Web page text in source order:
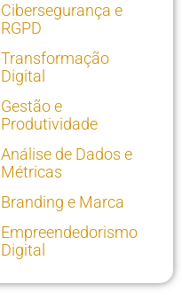
Cibersegurança e
RGPD
Transformação
Digital
Gestão e
Produtividade
Análise de Dados e
Métricas
Branding e Marca
Empreendedorismo
Digital